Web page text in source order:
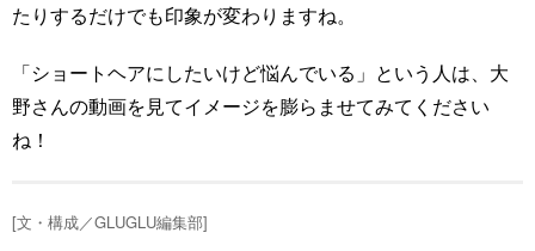
たりするだけでも印象が変わりますね。
「ショートヘアにしたいけど悩んでいる」という人は、大
野さんの動画を見てイメージを膨らませてみてください
ね！
[文・構成／GLUGLU編集部]